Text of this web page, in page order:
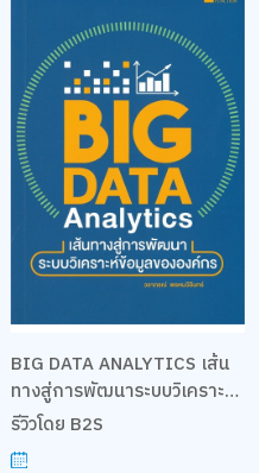
BIG DATA ANALYTICS เส้น
ทางสู่การพัฒนาระบบวิเคราะห์
ข้อมูลขององค์กร
รีวิวโดย B2S